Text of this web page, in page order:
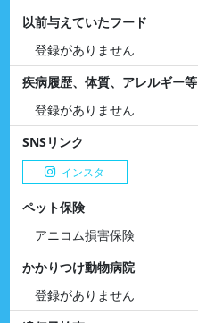
以前与えていたフード
登録がありません
疾病履歴、体質、アレルギー等
登録がありません
SNSリンク
インスタ
ペット保険
アニコム損害保険
かかりつけ動物病院
登録がありません